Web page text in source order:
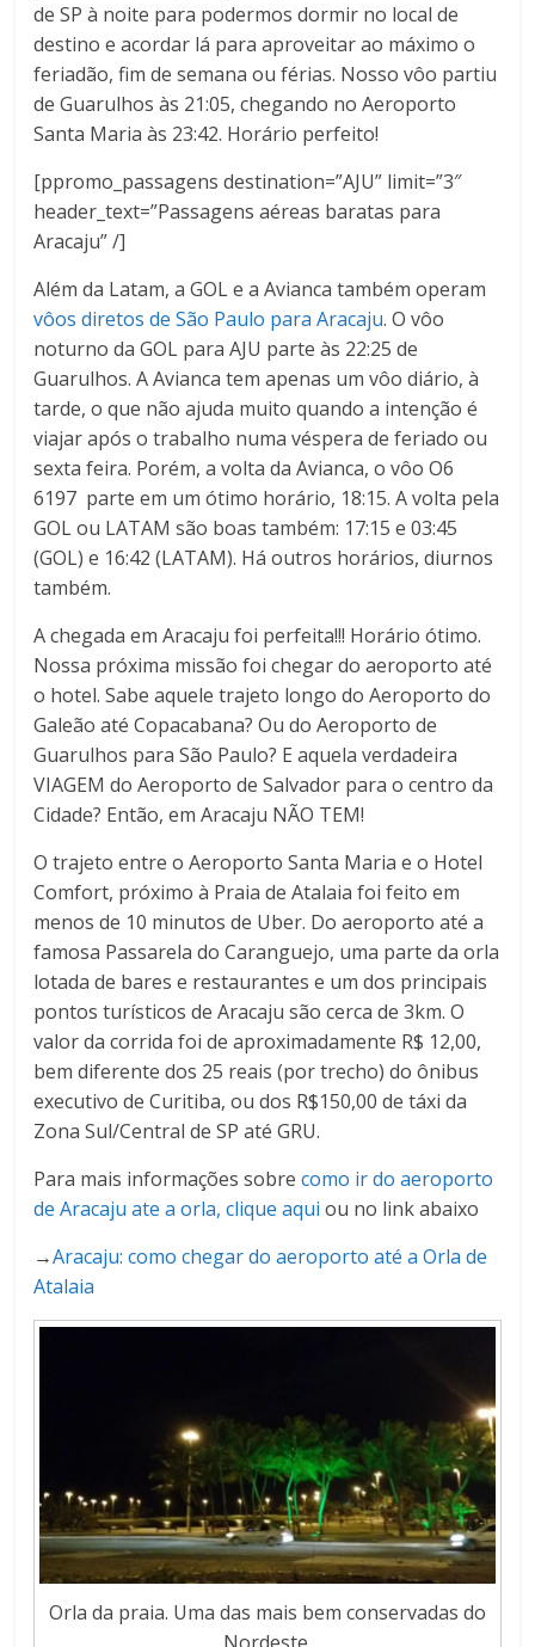
de SP à noite para podermos dormir no local de
destino e acordar lá para aproveitar ao máximo o
feriadão, fim de semana ou férias. Nosso vôo partiu
de Guarulhos às 21:05, chegando no Aeroporto
Santa Maria às 23:42. Horário perfeito!
[ppromo_passagens destination=”AJU” limit=”3″
header_text=”Passagens aéreas baratas para
Aracaju” /]
Além da Latam, a GOL e a Avianca também operam
vôos diretos de São Paulo para Aracaju. O vôo
noturno da GOL para AJU parte às 22:25 de
Guarulhos. A Avianca tem apenas um vôo diário, à
tarde, o que não ajuda muito quando a intenção é
viajar após o trabalho numa véspera de feriado ou
sexta feira. Porém, a volta da Avianca, o vôo O6
6197 parte em um ótimo horário, 18:15. A volta pela
GOL ou LATAM são boas também: 17:15 e 03:45
(GOL) e 16:42 (LATAM). Há outros horários, diurnos
também.
A chegada em Aracaju foi perfeita!!! Horário ótimo.
Nossa próxima missão foi chegar do aeroporto até
o hotel. Sabe aquele trajeto longo do Aeroporto do
Galeão até Copacabana? Ou do Aeroporto de
Guarulhos para São Paulo? E aquela verdadeira
VIAGEM do Aeroporto de Salvador para o centro da
Cidade? Então, em Aracaju NÃO TEM!
O trajeto entre o Aeroporto Santa Maria e o Hotel
Comfort, próximo à Praia de Atalaia foi feito em
menos de 10 minutos de Uber. Do aeroporto até a
famosa Passarela do Caranguejo, uma parte da orla
lotada de bares e restaurantes e um dos principais
pontos turísticos de Aracaju são cerca de 3km. O
valor da corrida foi de aproximadamente R$ 12,00,
bem diferente dos 25 reais (por trecho) do ônibus
executivo de Curitiba, ou dos R$150,00 de táxi da
Zona Sul/Central de SP até GRU.
Para mais informações sobrecomo ir do aeroporto
de Aracaju ate a orla, clique aqui ou no link abaixo
→Aracaju: como chegar do aeroporto até a Orla de
Atalaia
Orla da praia. Uma das mais bem conservadas do